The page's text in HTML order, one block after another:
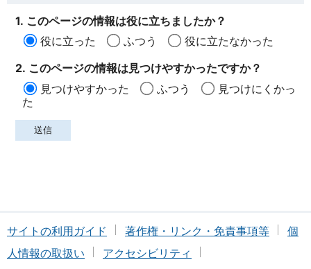
1. このページの情報は役に立ちましたか？
役に立った
ふつう
役に立たなかった
2. このページの情報は見つけやすかったですか？
見つけやすかった
ふつう
見つけにくかっ
た
サイトの利用ガイド 著作権・リンク・免責事項等
個
人情報の取扱い
アクセシビリティ